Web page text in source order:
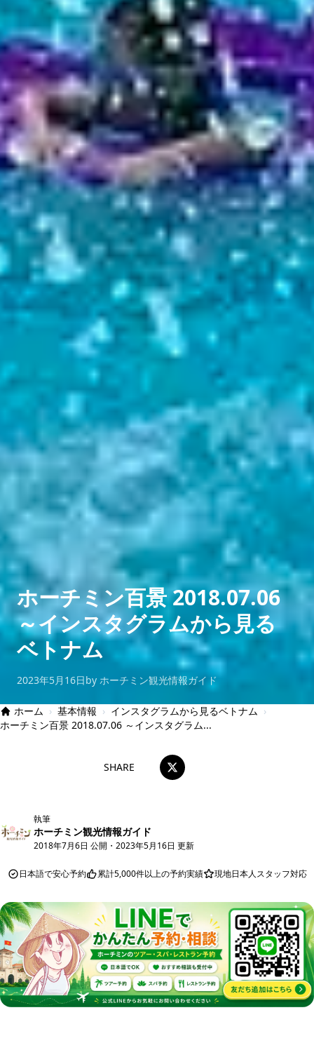
ホーチミン百景 2018.07.06
～インスタグラムから見る
ベトナム
2023年5月16日by ホーチミン観光情報ガイド
ホーム › 基本情報 › インスタグラムから見るベトナム ›
ホーチミン百景 2018.07.06 ～インスタグラム...
SHARE
執筆
ホーチミン観光情報ガイド
2018年7月6日 公開 ・ 2023年5月16日 更新
日本語で安心予約 累計5,000件以上の予約実績 現地日本人スタッフ対応